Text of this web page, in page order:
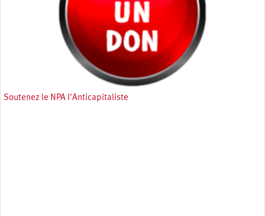
Soutenez le NPA l'Anticapitaliste